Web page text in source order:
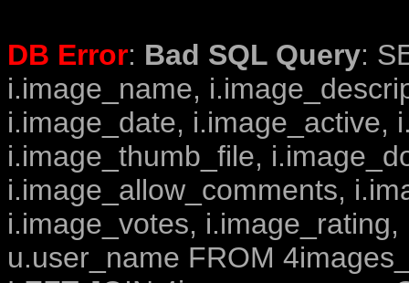
DB Error: Bad SQL Query:
i.image_name,
i.image_date, i.image_active,
i.image_thumb_file,
i.image_allow_comments,
i.image_votes,
u.user_name FROM